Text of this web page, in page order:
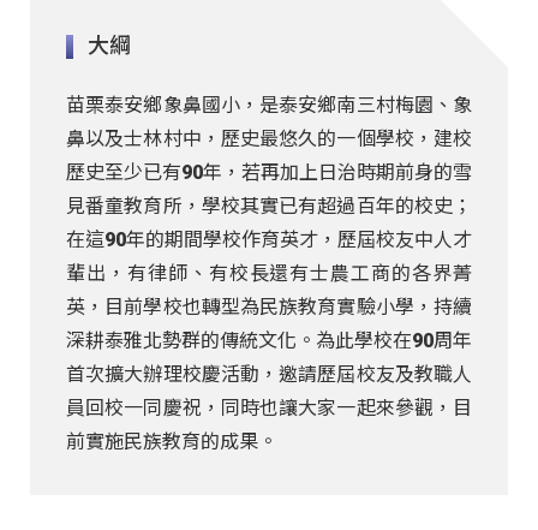
大綱
苗栗泰安鄉象鼻國小，是泰安鄉南三村梅園、象
鼻以及士林村中，歷史最悠久的一個學校，建校
歷史至少已有90年，若再加上日治時期前身的雪
見番童教育所，學校其實已有超過百年的校史；
在這90年的期間學校作育英才，歷屆校友中人才
輩出，有律師、有校長還有士農工商的各界菁
英，目前學校也轉型為民族教育實驗小學，持續
深耕泰雅北勢群的傳統文化。為此學校在90周年
首次擴大辦理校慶活動，邀請歷屆校友及教職人
員回校一同慶祝，同時也讓大家一起來參觀，目
前實施民族教育的成果。